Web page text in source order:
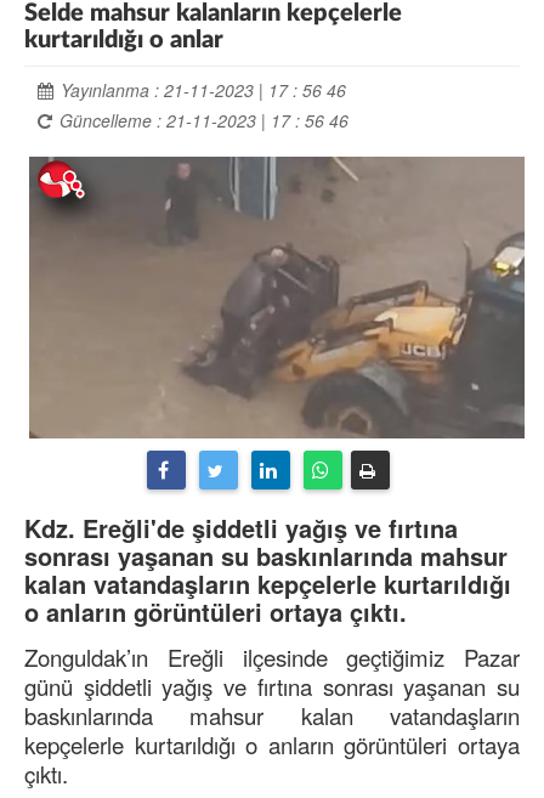
Selde mahsur kalanların kepçelerle
kurtarıldığı o anlar
Yayınlanma : 21-11-2023 | 17 : 56 46
Güncelleme : 21-11-2023 | 17 : 56 46
Kdz. Ereğli'de şiddetli yağış ve fırtına
sonrası yaşanan su baskınlarında mahsur
kalan vatandaşların kepçelerle kurtarıldığı
o anların görüntüleri ortaya çıktı.
Zonguldak’ın Ereğli ilçesinde geçtiğimiz Pazar
günü şiddetli yağış ve fırtına sonrası yaşanan su
baskınlarında mahsur kalan vatandaşların
kepçelerle kurtarıldığı o anların görüntüleri ortaya
çıktı.